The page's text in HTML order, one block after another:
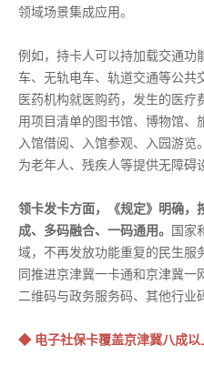
领域场景集成应用。
例如，持卡人可以持加载交通功
车、无轨电车、轨道交通等公共
医药机构就医购药，发生的医
用项目清单的图书馆、博物馆、
入馆借阅、入馆参观、入园游览
为老年人、残疾人等提供无障碍
领卡发卡方面，《规定》明确，
成、多码融合、一码通用。
国家
域，不再发放功能重复的民生服
同推进京津冀一卡通和京津冀
二维码与政务服务码、其他行业
◆ 电子社保卡覆盖京津冀八成以